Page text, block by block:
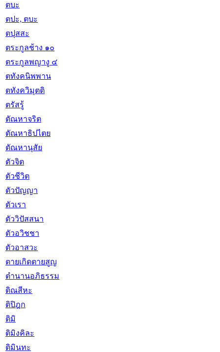
ตบะ
ตปะ, ตบะ
ตปุสสะ
ตระกูลช้าง ๑๐
ตระกูลพญางู ๔
ตทังคนิพพาน
ตทังควิมุตติ
ตรัสรู้
ตัณหาจริต
ตัณหาธิปไตย
ตัณหานุสัย
ตัวจิต
ตัวชีวิต
ตัวปัญญา
ตัวเรา
ตัววิปัสสนา
ตัวอวิชชา
ตัวอาสวะ
ตายเกิดตายสูญ
ตำนานอภิธรรม
ติณสีหะ
ติปิฎก
ติมิ
ติมิงคิละ
ติมินทะ